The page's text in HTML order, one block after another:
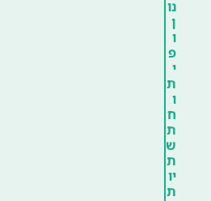
נו
ן
ו
פ
י
ת
ו
ח
ת
ש
ת
יו
ת